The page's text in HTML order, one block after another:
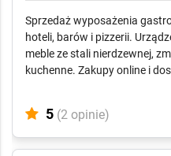
Wyposażenie gastronomii –
profesjonalnych
Sprzedaż wyposażenia
meble ze stali nierdzewnej,
kuchenne. Zakupy online i